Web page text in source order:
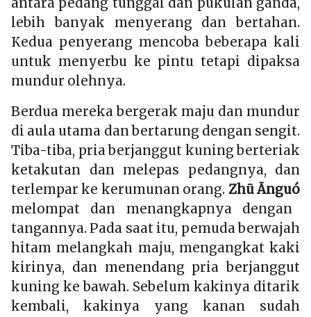
lebih banyak menyerang dan bertahan.
Kedua penyerang mencoba beberapa kali
untuk menyerbu ke pintu tetapi dipaksa
mundur olehnya.
Berdua mereka bergerak maju dan mundur
di aula utama dan bertarung dengan sengit.
Tiba-tiba, pria berjanggut kuning berteriak
ketakutan dan melepas pedangnya, dan
terlempar ke kerumunan orang. Zhū Ānguó
melompat dan menangkapnya dengan
tangannya. Pada saat itu, pemuda berwajah
hitam melangkah maju, mengangkat kaki
kirinya, dan menendang pria berjanggut
kuning ke bawah. Sebelum kakinya ditarik
kembali, kakinya yang kanan sudah